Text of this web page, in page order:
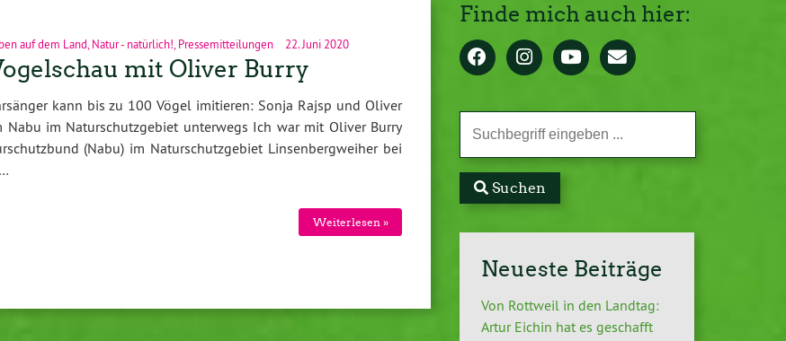
auf dem Land Natur - natürlich! Pressemitteilungen 22. Juni 2020
mit Oliver Burry
kann bis zu 100 Vögel imitieren: Sonja Rajsp und Oliver
Nabu im Naturschutzgebiet unterwegs Ich war mit Oliver Burry
(Nabu) im Naturschutzgebiet Linsenbergweiher bei
Weiterlesen »
Finde mich auch hier:
Suchen
Neueste Beiträge
Von Rottweil in den Landtag:
Artur Eichin hat es geschafft